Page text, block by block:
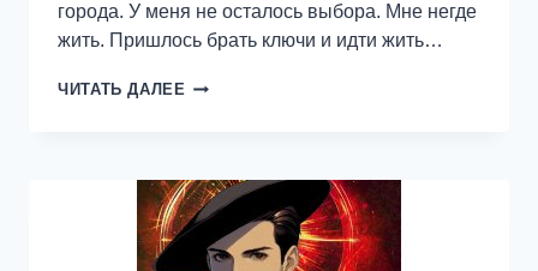
города. У меня не осталось выбора. Мне негде
жить. Пришлось брать ключи и идти жить…
ЧИТАТЬ ДАЛЕЕ ОШИБОЧКА